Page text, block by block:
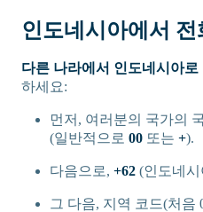
인도네시아에서 전
다른 나라에서 인도네시아로
하세요:
먼저, 여러분의 국가의
(일반적으로 00 또는 +).
다음으로, +62 (인도네
그 다음, 지역 코드(처음